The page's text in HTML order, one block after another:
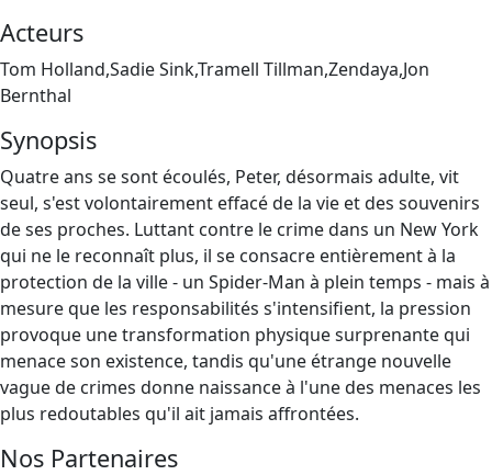
Acteurs
Tom Holland,Sadie Sink,Tramell Tillman,Zendaya,Jon
Bernthal
Synopsis
Quatre ans se sont écoulés, Peter, désormais adulte, vit
seul, s'est volontairement effacé de la vie et des souvenirs
de ses proches. Luttant contre le crime dans un New York
qui ne le reconnaît plus, il se consacre entièrement à la
protection de la ville - un Spider-Man à plein temps - mais à
mesure que les responsabilités s'intensifient, la pression
provoque une transformation physique surprenante qui
menace son existence, tandis qu'une étrange nouvelle
vague de crimes donne naissance à l'une des menaces les
plus redoutables qu'il ait jamais affrontées.
Nos Partenaires